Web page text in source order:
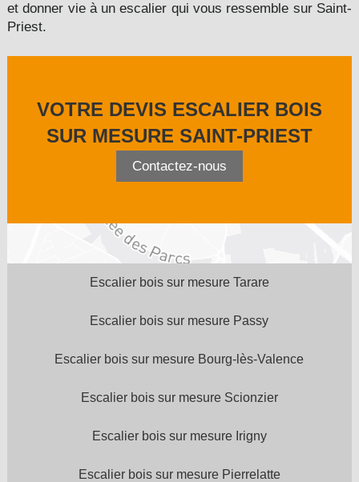
et donner vie à un escalier qui vous ressemble sur Saint-
Priest.
VOTRE DEVIS ESCALIER BOIS
SUR MESURE SAINT-PRIEST
Contactez-nous
Escalier bois sur mesure Tarare
Escalier bois sur mesure Passy
Escalier bois sur mesure Bourg-lès-Valence
Escalier bois sur mesure Scionzier
Escalier bois sur mesure Irigny
Escalier bois sur mesure Pierrelatte